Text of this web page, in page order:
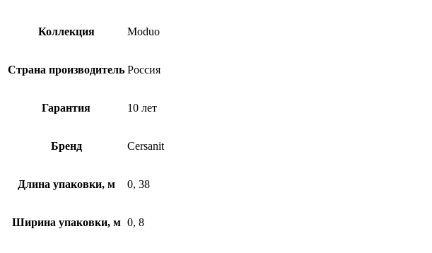
Коллекция Moduo
Страна производитель Россия
Гарантия 10 лет
Бренд Cersanit
Длина упаковки, м 0, 38
Ширина упаковки, м 0, 8